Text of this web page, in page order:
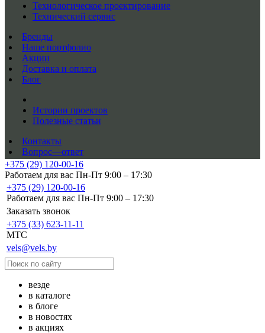
Технологическое проектирование
Технический сервис
Бренды
Наше портфолио
Акции
Доставка и оплата
Блог
Истории проектов
Полезные статьи
Контакты
Вопрос—ответ
+375 (29) 120-00-16
Работаем для вас Пн-Пт 9:00 – 17:30
+375 (29) 120-00-16
Работаем для вас Пн-Пт 9:00 – 17:30
Заказать звонок
+375 (33) 623-11-11
MTC
vels@vels.by
везде
в каталоге
в блоге
в новостях
в акциях